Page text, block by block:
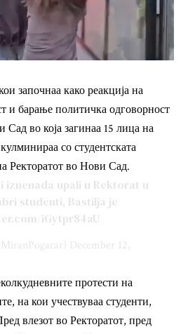
започнаа како реакција на
и барање политичка одговорност
Сад во која загинаа 15 лица на
со студентската
Ректоратот во Нови Сад.
iznenada upali u Rektorat u
studenti, Bastilja je
iGytpr84aU
December 12,
протести на
на кои учествуваа студенти,
влезот во Ректоратот, пред